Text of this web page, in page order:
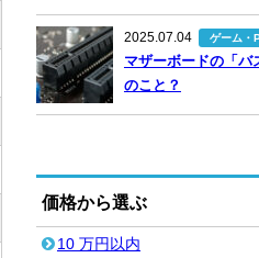
2025.07.04 ゲーム・
マザーボードの「バ
のこと？
価格から選ぶ
10 万円以内